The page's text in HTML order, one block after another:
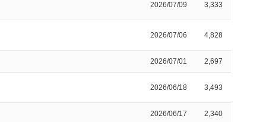
2026/07/09 3,333
2026/07/06 4,828
2026/07/01 2,697
2026/06/18 3,493
2026/06/17 2,340